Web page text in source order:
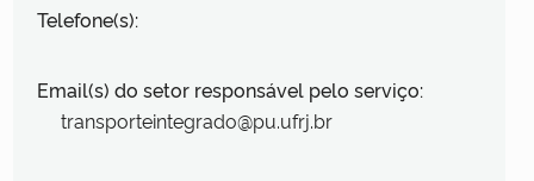
Telefone(s):
Email(s) do setor responsável pelo serviço:
transporteintegrado@pu.ufrj.br